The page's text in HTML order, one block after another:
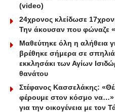
(video)
24χρονος κλείδωσε
Την άκουσαν που φώναζε
Μαθεύτηκε όλη η αλήθεια
βρέθηκε σήμερα σε
εκκλησάκι των Αγίων
θανάτου
Στέφανος Κασσελάκης:
φέρουμε στον κόσμο να…»
για την οικογένεια με τον